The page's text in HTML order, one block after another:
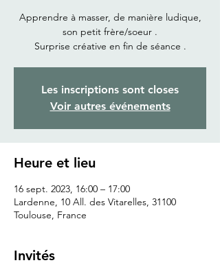
Apprendre à masser, de manière ludique,
son petit frère/soeur .
Surprise créative en fin de séance .
Les inscriptions sont closes
Voir autres événements
Heure et lieu
16 sept. 2023, 16:00 – 17:00
Lardenne, 10 All. des Vitarelles, 31100
Toulouse, France
Invités